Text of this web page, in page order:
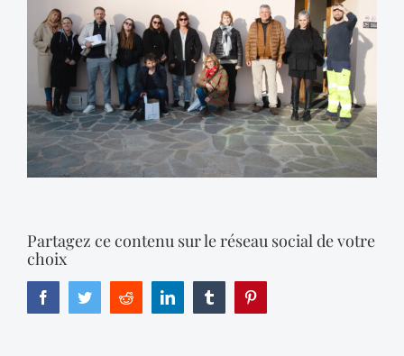
Partagez ce contenu sur le réseau social de votre
choix
FacebookTwitterReddit LinkedIn Tumblr